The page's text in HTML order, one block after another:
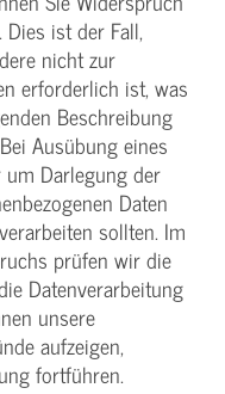
ist der Fall,
nicht zur
erforderlich ist, was
Beschreibung
Ausübung eines
Darlegung der
Daten
sollten. Im
prüfen wir die
Datenverarbeitung
unsere
aufzeigen,
fortführen.